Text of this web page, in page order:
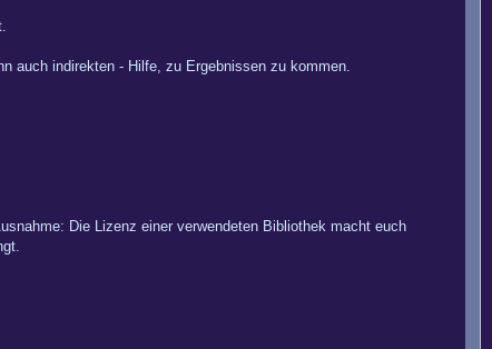
auch indirekten - Hilfe, zu Ergebnissen zu kommen.
Die Lizenz einer verwendeten Bibliothek macht euch